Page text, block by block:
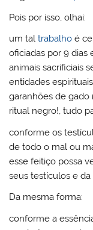
Pois por isso, olhai:
um taltrabalho é
oficiadas por 9 dias
animais sacrificiais
entidades
garanhões de
ritual negro!, tudo
conforme os
de todo o mal ou
esse feitiço possa
seus testículos e da
Da mesma forma:
conforme a